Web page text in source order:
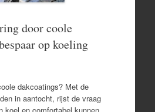
door coole
op koeling
dakcoatings? Met de
in aantocht, rijst de vraag
koel en comfortabel kunnen